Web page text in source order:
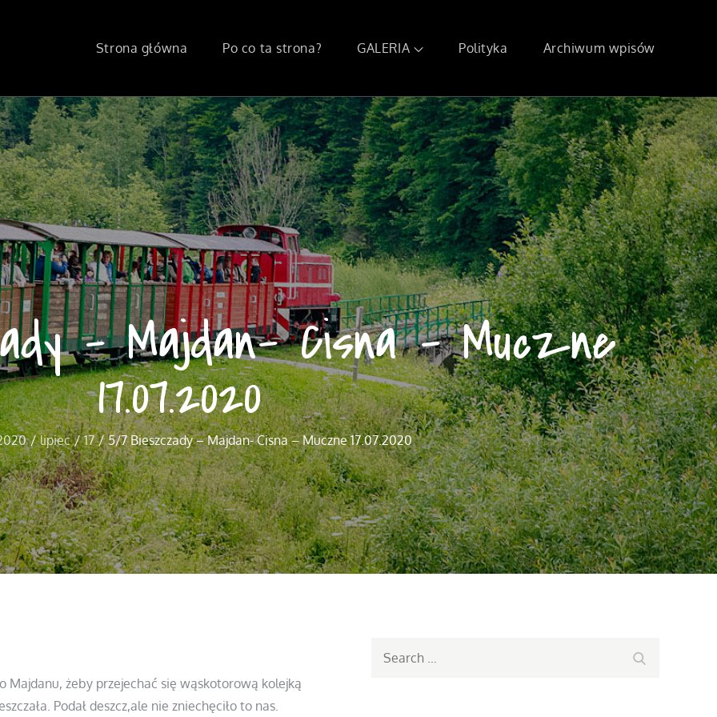
Strona główna Po co ta strona? GALERIA Polityka Archiwum wpisów
– Majdan- Cisna – Muczne
17.07.2020
lipiec 17 5/7 Bieszczady – Majdan- Cisna – Muczne 17.07.2020
Majdanu, żeby przejechać się wąskotorową kolejką
Podał deszcz,ale nie zniechęciło to nas.